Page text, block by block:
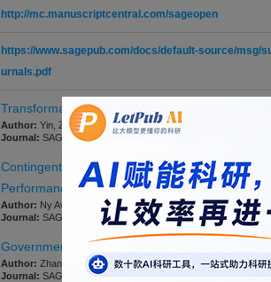
http://mc.manuscriptcentral.com/sageopen
https://www.sagepub.com/docs/default-source/msg/
urnals.pdf
Transformation of Graduate Engineering
Author: Yin, Zhen; Li, Shufan; Zhou, Xiangbing;
Journal: SAGE OPEN. 2026; Vol. 16, Issue 2, pp. -. DOI:
Contingent Impacts of Entrepreneurial
Performance Relationships: A Study Across
Author: Ny Avotra, Andrianarivo Andriandafiarisoa Ralison;
Journal: SAGE OPEN. 2026; Vol. 16, Issue 2, pp. -. DOI:
Government Accounting Supervision and
Author: Zhang, Lin; Yong, Fan
Journal: SAGE OPEN. 2026; Vol. 16, Issue 2, pp. -. DOI: